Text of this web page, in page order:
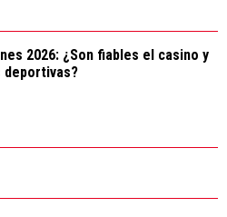
2026: ¿Son fiables el casino y
deportivas?